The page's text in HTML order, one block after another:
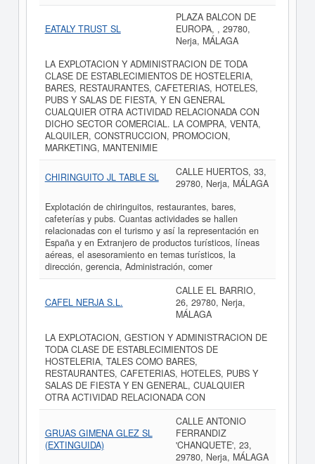
EATALY TRUST SL
PLAZA BALCON DE
EUROPA, , 29780,
Nerja, MÁLAGA
LA EXPLOTACION Y ADMINISTRACION DE TODA
CLASE DE ESTABLECIMIENTOS DE HOSTELERIA,
BARES, RESTAURANTES, CAFETERIAS, HOTELES,
PUBS Y SALAS DE FIESTA, Y EN GENERAL
CUALQUIER OTRA ACTIVIDAD RELACIONADA CON
DICHO SECTOR COMERCIAL. LA COMPRA, VENTA,
ALQUILER, CONSTRUCCION, PROMOCION,
MARKETING, MANTENIMIE
CHIRINGUITO JL TABLE SL
CALLE HUERTOS, 33,
29780, Nerja, MÁLAGA
Explotación de chiringuitos, restaurantes, bares,
cafeterías y pubs. Cuantas actividades se hallen
relacionadas con el turismo y así la representación en
España y en Extranjero de productos turísticos, líneas
aéreas, el asesoramiento en temas turísticos, la
dirección, gerencia, Administración, comer
CAFEL NERJA S.L.
CALLE EL BARRIO,
26, 29780, Nerja,
MÁLAGA
LA EXPLOTACION, GESTION Y ADMINISTRACION DE
TODA CLASE DE ESTABLECIMIENTOS DE
HOSTELERIA, TALES COMO BARES,
RESTAURANTES, CAFETERIAS, HOTELES, PUBS Y
SALAS DE FIESTA Y EN GENERAL, CUALQUIER
OTRA ACTIVIDAD RELACIONADA CON
GRUAS GIMENA GLEZ SL
(EXTINGUIDA)
CALLE ANTONIO
FERRANDIZ
'CHANQUETE', 23,
29780, Nerja, MÁLAGA